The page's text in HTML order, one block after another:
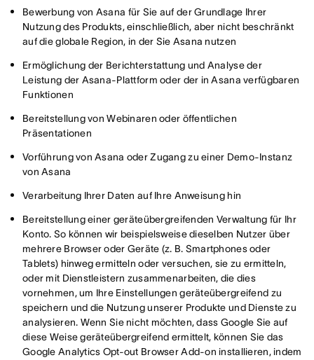
Bewerbung von Asana für Sie auf der Grundlage Ihrer
Nutzung des Produkts, einschließlich, aber nicht beschränkt
auf die globale Region, in der Sie Asana nutzen
Ermöglichung der Berichterstattung und Analyse der
Leistung der Asana-Plattform oder der in Asana verfügbaren
Funktionen
Bereitstellung von Webinaren oder öffentlichen
Präsentationen
Vorführung von Asana oder Zugang zu einer Demo-Instanz
von Asana
Verarbeitung Ihrer Daten auf Ihre Anweisung hin
Bereitstellung einer geräteübergreifenden Verwaltung für Ihr
Konto. So können wir beispielsweise dieselben Nutzer über
mehrere Browser oder Geräte (z. B. Smartphones oder
Tablets) hinweg ermitteln oder versuchen, sie zu ermitteln,
oder mit Dienstleistern zusammenarbeiten, die dies
vornehmen, um Ihre Einstellungen geräteübergreifend zu
speichern und die Nutzung unserer Produkte und Dienste zu
analysieren. Wenn Sie nicht möchten, dass Google Sie auf
diese Weise geräteübergreifend ermittelt, können Sie das
Google Analytics Opt-out Browser Add-on installieren, indem